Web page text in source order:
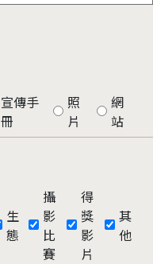
宣傳手
冊
照
片
網
站
生
態
攝
影
比
賽
得
獎
影
片
其
他